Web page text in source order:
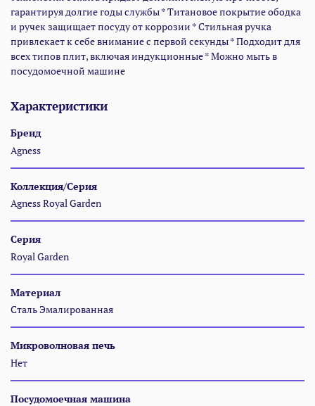
гарантируя долгие годы службы * Титановое покрытие ободка
и ручек защищает посуду от коррозии * Стильная ручка
привлекает к себе внимание с первой секунды * Подходит для
всех типов плит, включая индукционные * Можно мыть в
посудомоечной машине
Характеристики
Бренд
Agness
Коллекция/Серия
Agness Royal Garden
Серия
Royal Garden
Материал
Сталь Эмалированная
Микроволновая печь
Нет
Посудомоечная машина